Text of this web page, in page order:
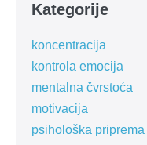
Kategorije
koncentracija
kontrola emocija
mentalna čvrstoća
motivacija
psihološka priprema